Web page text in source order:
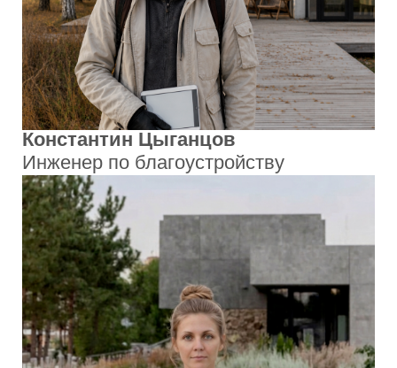
Мы продумываем их заранее, чтобы
пространство долго оставалось
красивым, удобным и понятным в
уходе.